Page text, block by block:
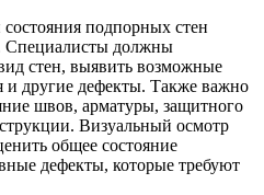
подпорных стен
Специалисты должны
стен, выявить возможные
другие дефекты. Также важно
швов, арматуры, защитного
Визуальный осмотр
общее состояние
дефекты, которые требуют